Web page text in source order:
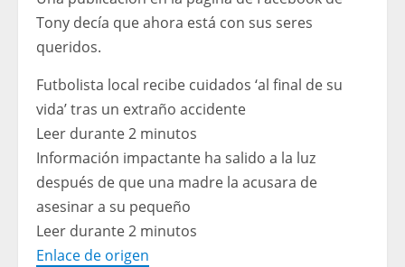
Tony decía que ahora está con sus seres
queridos.
Futbolista local recibe cuidados ‘al final de su
vida’ tras un extraño accidente
Leer durante 2 minutos
Información impactante ha salido a la luz
después de que una madre la acusara de
asesinar a su pequeño
Leer durante 2 minutos
Enlace de origen